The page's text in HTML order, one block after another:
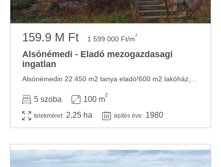
159.9 M Ft 1 599 000 Ft/m2
Alsónémedi - Eladó mezogazdasagi
ingatlan
5 szoba 100 m
2
telekméret: 2.25 ha építés éve: 1980